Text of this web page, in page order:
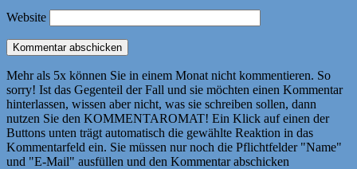
Website
Mehr als 5x können Sie in einem Monat nicht kommentieren. So
sorry! Ist das Gegenteil der Fall und sie möchten einen Kommentar
hinterlassen, wissen aber nicht, was sie schreiben sollen, dann
nutzen Sie den KOMMENTAROMAT! Ein Klick auf einen der
Buttons unten trägt automatisch die gewählte Reaktion in das
Kommentarfeld ein. Sie müssen nur noch die Pflichtfelder "Name"
und "E-Mail" ausfüllen und den Kommentar abschicken